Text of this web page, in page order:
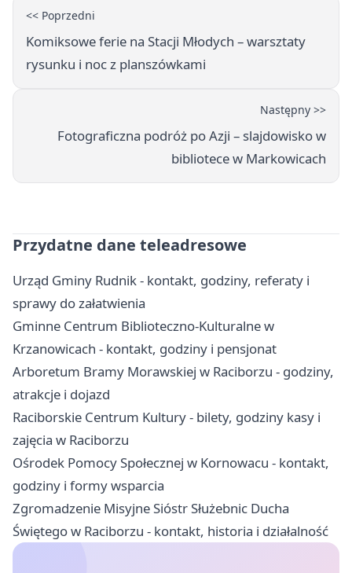
<< Poprzedni
Komiksowe ferie na Stacji Młodych – warsztaty
rysunku i noc z planszówkami
Następny >>
Fotograficzna podróż po Azji – slajdowisko w
bibliotece w Markowicach
Przydatne dane teleadresowe
Urząd Gminy Rudnik - kontakt, godziny, referaty i
sprawy do załatwienia
Gminne Centrum Biblioteczno-Kulturalne w
Krzanowicach - kontakt, godziny i pensjonat
Arboretum Bramy Morawskiej w Raciborzu - godziny,
atrakcje i dojazd
Raciborskie Centrum Kultury - bilety, godziny kasy i
zajęcia w Raciborzu
Ośrodek Pomocy Społecznej w Kornowacu - kontakt,
godziny i formy wsparcia
Zgromadzenie Misyjne Sióstr Służebnic Ducha
Świętego w Raciborzu - kontakt, historia i działalność